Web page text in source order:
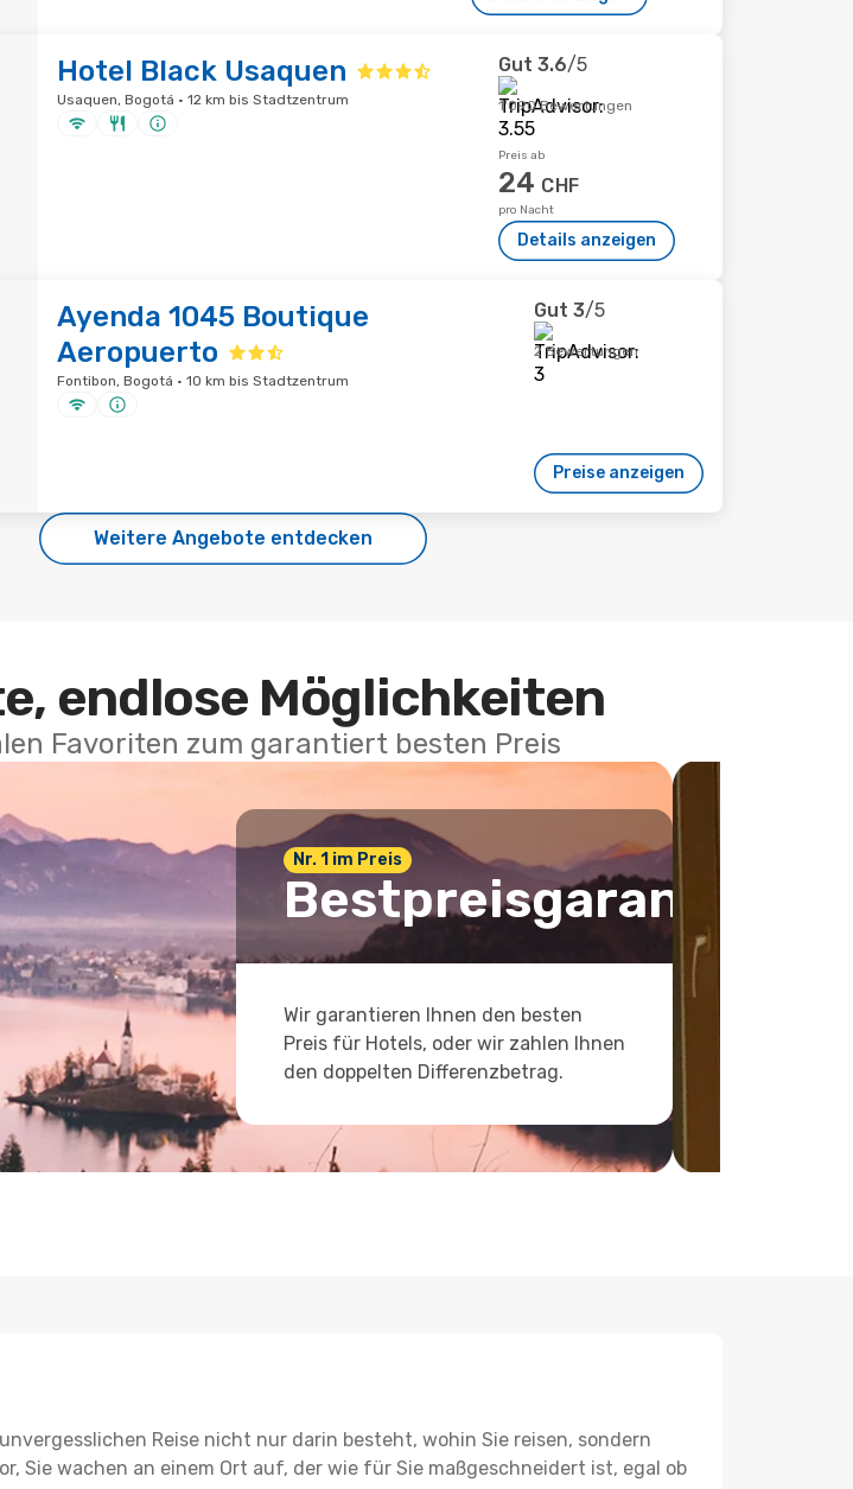
Hotel Black Usaquen
Usaquen, Bogotá · 12 km bis Stadtzentrum
Gut 3.6/5
1'090 Bewertungen
Preis ab
24 CHF
pro Nacht
Details anzeigen
Ayenda 1045 Boutique
Aeropuerto
Fontibon, Bogotá · 10 km bis Stadtzentrum
Gut 3/5
2 Bewertungen
Preise anzeigen
Weitere Angebote entdecken
endlose Möglichkeiten
Favoriten zum garantiert besten Preis
Nr. 1 im Preis
Bestpreisgarantie
Wir garantieren Ihnen den besten
Preis für Hotels, oder wir zahlen Ihnen
den doppelten Differenzbetrag.
Reise nicht nur darin besteht, wohin Sie reisen, sondern
Sie wachen an einem Ort auf, der wie für Sie maßgeschneidert ist, egal ob